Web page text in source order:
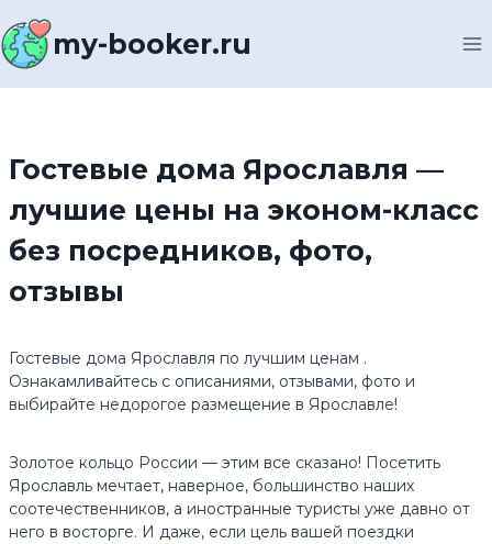
к
содержимомуmy-booker.ru
Гостевые дома Ярославля —
лучшие цены на эконом-класс
без посредников, фото,
отзывы
Гостевые дома Ярославля по лучшим ценам .
Ознакамливайтесь с описаниями, отзывами, фото и
выбирайте недорогое размещение в Ярославле!
Золотое кольцо России — этим все сказано! Посетить
Ярославль мечтает, наверное, большинство наших
соотечественников, а иностранные туристы уже давно от
него в восторге. И даже, если цель вашей поездки